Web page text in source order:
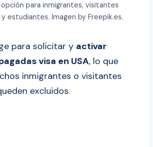
para inmigrantes, visitantes
estudiantes. Imagen by Freepik.es.
para solicitar y activar
visa en USA, lo que
inmigrantes o visitantes
excluidos.